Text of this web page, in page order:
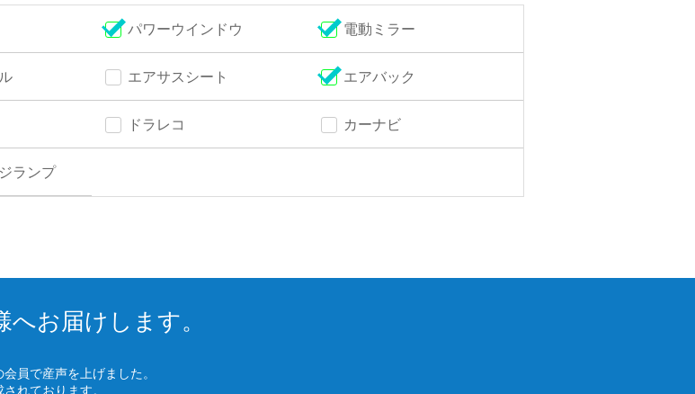
パワーウインドウ 電動ミラー
エアサスシート エアバック
ドラレコ カーナビ
ランプ
お届けします。
員で産声を上げました。
れております。